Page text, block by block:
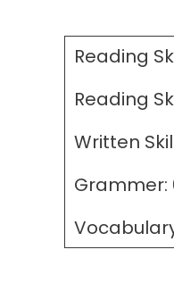
Reading
Reading
Written
Grammer: